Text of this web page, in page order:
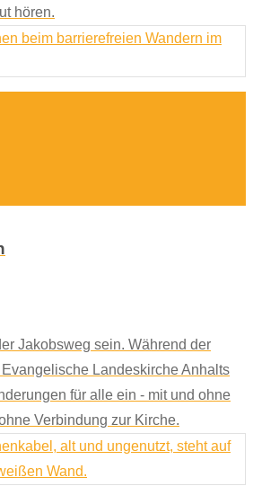
hören.
Jakobsweg sein. Während der
Landeskirche Anhalts
für alle ein - mit und ohne
Verbindung zur Kirche.